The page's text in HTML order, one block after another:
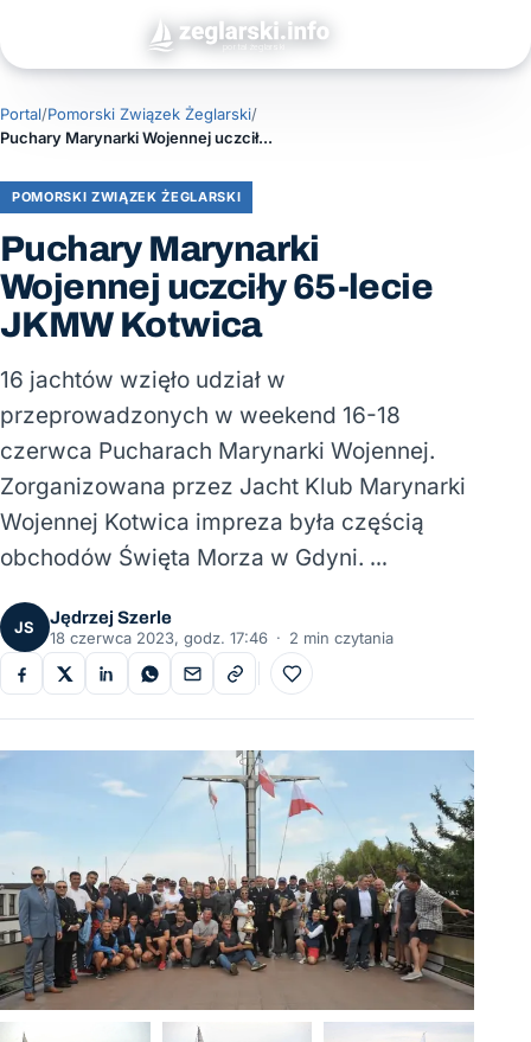
Portal/Pomorski Związek Żeglarski/
Puchary Marynarki Wojennej uczciły 65-lecie JKMW Kotwica
POMORSKI ZWIĄZEK ŻEGLARSKI
Puchary Marynarki
Wojennej uczciły 65-lecie
JKMW Kotwica
16 jachtów wzięło udział w
przeprowadzonych w weekend 16-18
czerwca Pucharach Marynarki Wojennej.
Zorganizowana przez Jacht Klub Marynarki
Wojennej Kotwica impreza była częścią
obchodów Święta Morza w Gdyni. …
JS
Jędrzej Szerle
18 czerwca 2023, godz. 17:46 · 2 min czytania
Do ulubionych